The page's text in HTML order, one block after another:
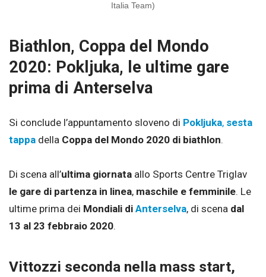
Italia Team)
Biathlon, Coppa del Mondo
2020: Pokljuka, le ultime gare
prima di Anterselva
Si conclude l’appuntamento sloveno di Pokljuka, sesta
tappa della Coppa del Mondo 2020 di biathlon.
Di scena all’ultima giornata allo Sports Centre Triglav
le gare di partenza in linea, maschile e femminile. Le
ultime prima dei Mondiali di Anterselva, di scena dal
13 al 23 febbraio 2020.
Vittozzi seconda nella mass start,